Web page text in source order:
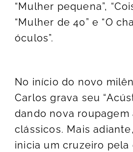
“Mulher pequena”,
“Mulher de 40” e “O
óculos”.
No início do novo
Carlos grava seu
dando nova roupagem
clássicos. Mais
inicia um cruzeiro pela